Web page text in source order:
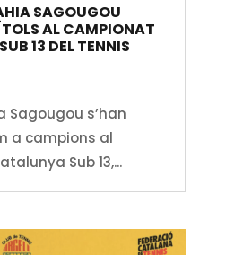
SAGOUGOU
AL CAMPIONAT
13 DEL TENNIS
Sagougou s’han
a campions al
Sub 13,...